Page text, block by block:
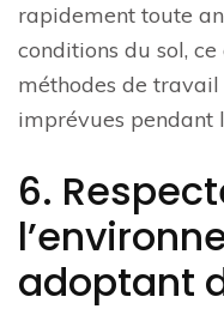
rapidement toute
conditions du sol,
méthodes de travail
imprévues pendant
6.
adoptant